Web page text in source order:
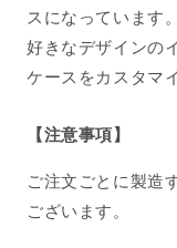
スになっています
好きなデザインの
ケースをカスタマ
【注意事項】
ご注文ごとに製造
ございます。